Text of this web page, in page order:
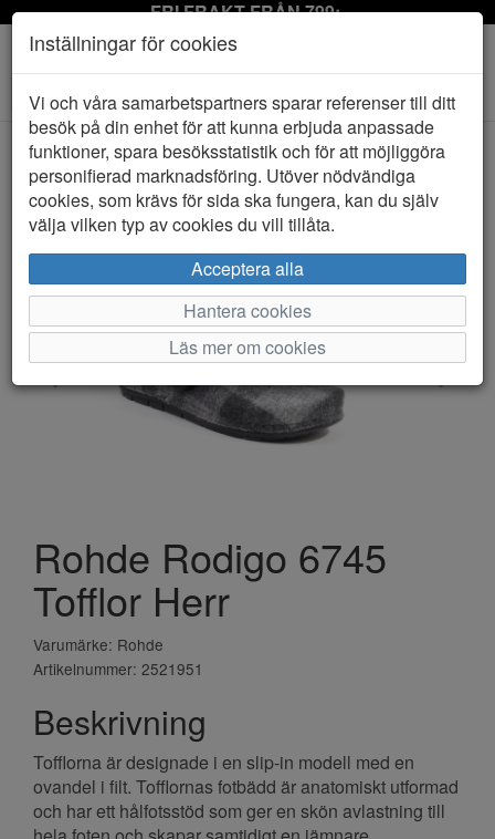
FRI FRAKT FRÅN 799:-
Toggle
navigation
HEM ROHDE
Rohde Rodigo 6745
Tofflor Herr
Varumärke: Rohde
Artikelnummer: 2521951
Beskrivning
Tofflorna är designade i en slip-in modell med en
ovandel i filt. Tofflornas fotbädd är anatomiskt utformad
och har ett hålfotsstöd som ger en skön avlastning till
Inställningar för cookies
Vi och våra samarbetspartners sparar referenser till ditt
besök på din enhet för att kunna erbjuda anpassade
funktioner, spara besöksstatistik och för att möjliggöra
personifierad marknadsföring. Utöver nödvändiga
cookies, som krävs för sida ska fungera, kan du själv
välja vilken typ av cookies du vill tillåta.
Acceptera alla
Hantera cookies
Läs mer om cookies